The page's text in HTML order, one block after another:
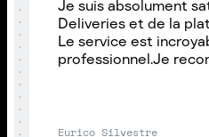
Je suis absolument
Deliveries et de la
Le service est
professionnel.Je
Eurico Silvestre